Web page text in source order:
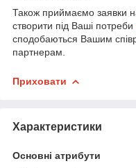
Також приймаємо заявки
створити під Ваші потреби
сподобаються Вашим
партнерам.
Приховати
Характеристики
Основні атрибути